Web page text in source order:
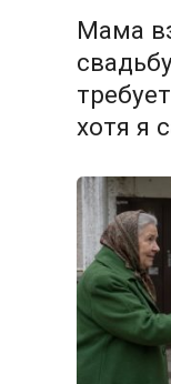
Мама
хотя я